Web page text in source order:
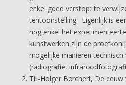
enkel goed verstopt te
tentoonstelling. Eigenlijk is
nog enkel het
kunstwerken zijn de
mogelijke manieren
(radiografie,
Till-Holger Borchert, De eeuw